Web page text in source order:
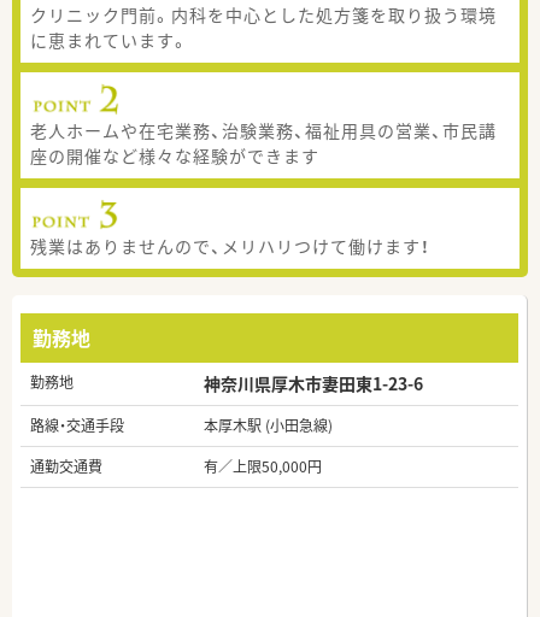
クリニック門前。内科を中心とした処方箋を取り扱う環境
に恵まれています。
老人ホームや在宅業務、治験業務、福祉用具の営業、市民講
座の開催など様々な経験ができます
残業はありませんので、メリハリつけて働けます！
勤務地
勤務地 神奈川県厚木市妻田東1-23-6
路線・交通手段
本厚木駅 (小田急線)
通勤交通費
有／上限50,000円